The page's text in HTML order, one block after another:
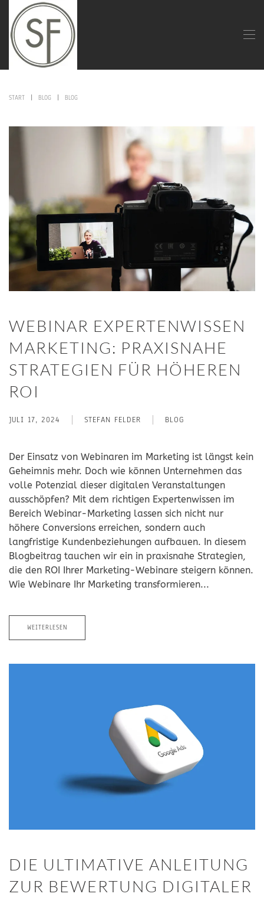
START BLOG BLOG
WEBINAR EXPERTENWISSEN
MARKETING: PRAXISNAHE
STRATEGIEN FÜR HÖHEREN
ROI
JULI 17, 2024 STEFAN FELDER BLOG
Der Einsatz von Webinaren im Marketing ist längst kein
Geheimnis mehr. Doch wie können Unternehmen das
volle Potenzial dieser digitalen Veranstaltungen
ausschöpfen? Mit dem richtigen Expertenwissen im
Bereich Webinar-Marketing lassen sich nicht nur
höhere Conversions erreichen, sondern auch
langfristige Kundenbeziehungen aufbauen. In diesem
Blogbeitrag tauchen wir ein in praxisnahe Strategien,
die den ROI Ihrer Marketing-Webinare steigern können.
Wie Webinare Ihr Marketing transformieren...
WEITERLESEN
DIE ULTIMATIVE ANLEITUNG
ZUR BEWERTUNG DIGITALER